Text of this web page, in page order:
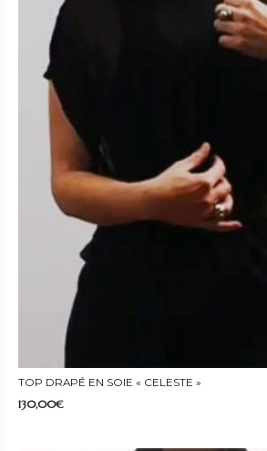
TOP DRAPÉ EN SOIE « CELESTE »
130,00€